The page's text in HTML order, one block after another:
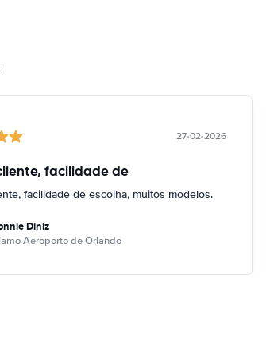
27-02-2026
facilidade de
facilidade de escolha, muitos modelos.
Diniz
Aeroporto de Orlando